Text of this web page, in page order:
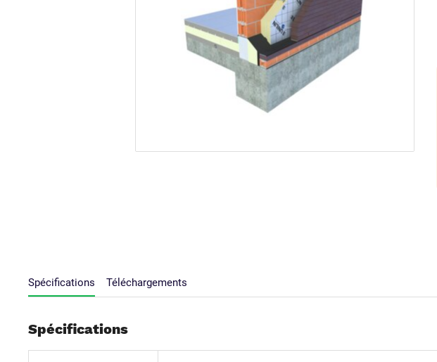
Spécifications Téléchargements
Spécifications